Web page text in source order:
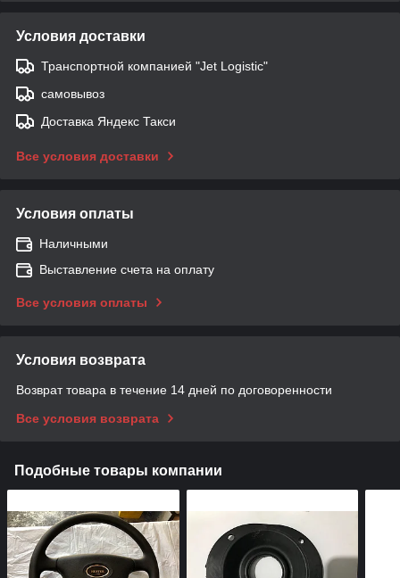
Условия доставки
Транспортной компанией "Jet Logistic"
самовывоз
Доставка Яндекс Такси
Все условия доставки
Условия оплаты
Наличными
Выставление счета на оплату
Все условия оплаты
Условия возврата
Возврат товара в течение 14 дней по договоренности
Все условия возврата
Подобные товары компании